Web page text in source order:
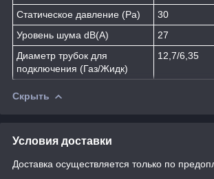
Статическое давление (Pa)
30
Уровень шума dB(A)
27
Диаметр трубок для
подключения (Газ/Жидк)
12,7/6,35
Скрыть
Условия доставки
Доставка осуществляется только по